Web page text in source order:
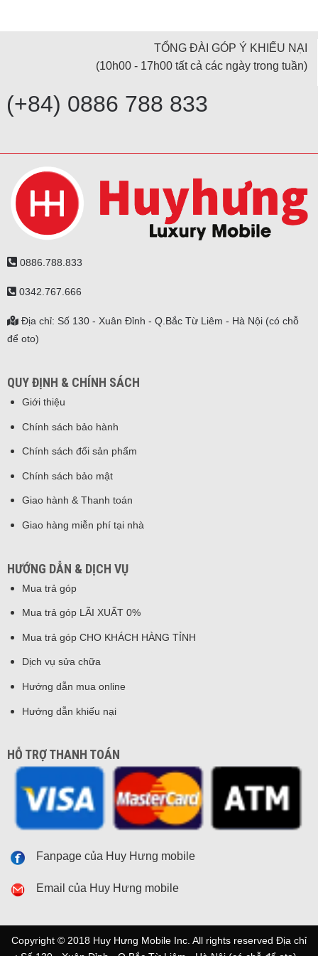
TỔNG ĐÀI GÓP Ý KHIẾU NẠI
(10h00 - 17h00 tất cả các ngày trong tuần)
(+84) 0886 788 833
0886.788.833
0342.767.666
Địa chỉ: Số 130 - Xuân Đỉnh - Q.Bắc Từ Liêm - Hà Nội (có chỗ
để oto)
QUY ĐỊNH & CHÍNH SÁCH
Giới thiệu
Chính sách bảo hành
Chính sách đổi sản phẩm
Chính sách bảo mật
Giao hành & Thanh toán
Giao hàng miễn phí tại nhà
HƯỚNG DẪN & DỊCH VỤ
Mua trả góp
Mua trả góp LÃI XUẤT 0%
Mua trả góp CHO KHÁCH HÀNG TỈNH
Dịch vụ sửa chữa
Hướng dẫn mua online
Hướng dẫn khiếu nại
HỖ TRỢ THANH TOÁN
Fanpage của Huy Hưng mobile
Email của Huy Hưng mobile
Copyright © 2018 Huy Hưng Mobile Inc. All rights reserved Địa chỉ